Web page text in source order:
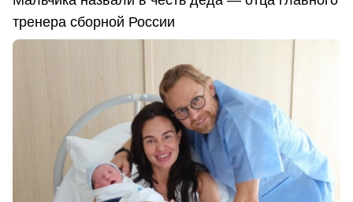
тренера сборной России